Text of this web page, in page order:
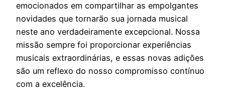
emocionados em compartilhar as empolgantes
novidades que tornarão sua jornada musical
neste ano verdadeiramente excepcional. Nossa
missão sempre foi proporcionar experiências
musicais extraordinárias, e essas novas adições
são um reflexo do nosso compromisso contínuo
com a excelência.